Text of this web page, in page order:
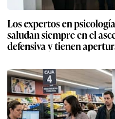
Los expertos en
saludan siempre en el
defensiva y tienen